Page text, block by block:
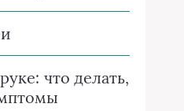
что делать,